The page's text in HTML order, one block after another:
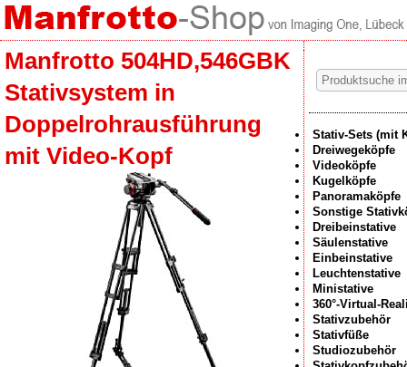
Manfrotto 504HD,546GBK
Stativsystem in
Doppelrohrausführung
mit Video-Kopf
Stativ-Sets (mit
Dreiwegeköpfe
Videoköpfe
Kugelköpfe
Panoramaköpfe
Sonstige
Dreibeinstative
Säulenstative
Einbeinstative
Leuchtenstative
Ministative
360°-Virtual-
Stativzubehör
Stativfüße
Studiozubehör